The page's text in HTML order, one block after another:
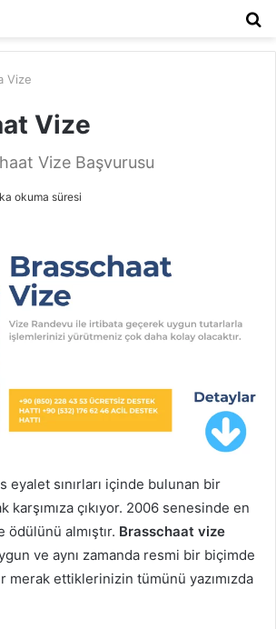
Vize
Vize
Vize Başvurusu
okuma süresi
eyalet sınırları içinde bulunan bir
karşımıza çıkıyor. 2006 senesinde en
ödülünü almıştır. Brasschaat vize
ve aynı zamanda resmi bir biçimde
merak ettiklerinizin tümünü yazımızda